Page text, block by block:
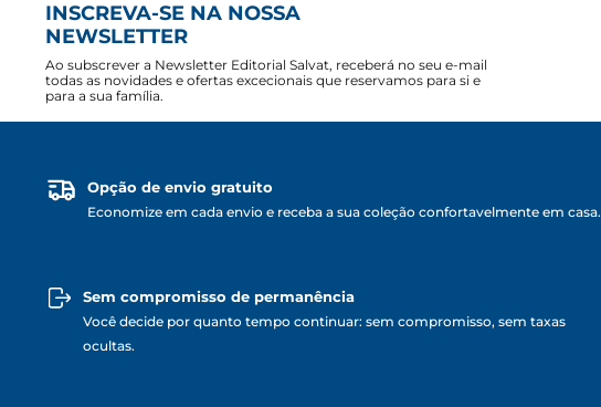
INSCREVA-SE NA NOSSA
NEWSLETTER
Ao subscrever a Newsletter Editorial Salvat, receberá no seu e-mail
todas as novidades e ofertas excecionais que reservamos para si e
para a sua família.
Opção de envio gratuito
Economize em cada envio e receba a sua coleção confortavelmente em casa.
Sem compromisso de permanência
Você decide por quanto tempo continuar: sem compromisso, sem taxas
ocultas.